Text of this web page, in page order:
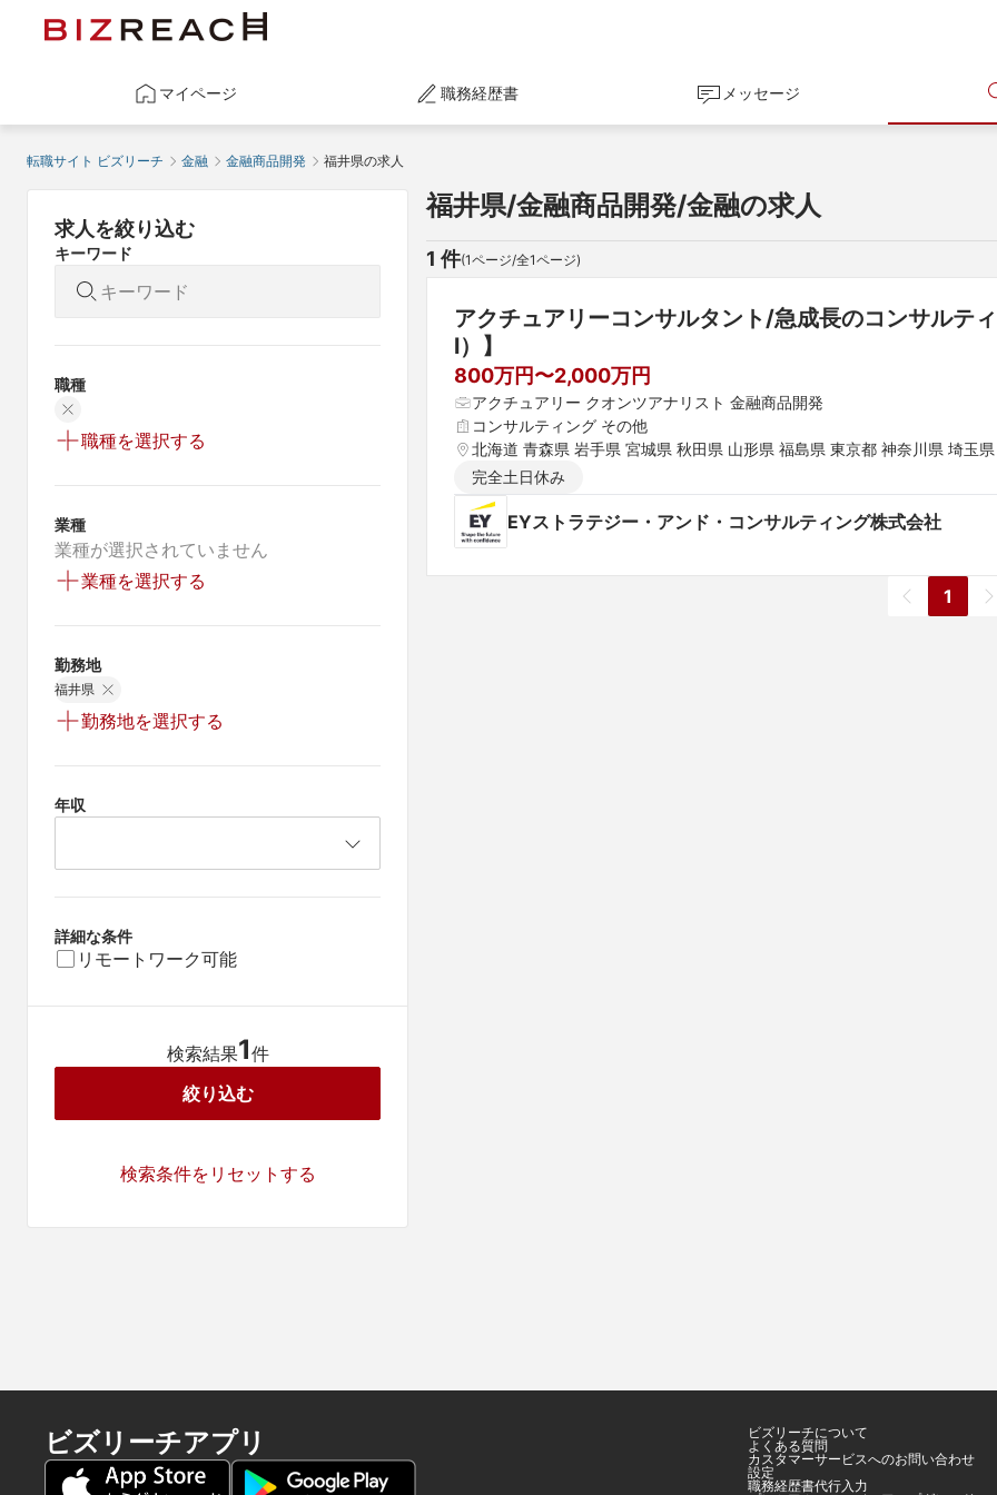
マイページ 職務経歴書 メッセージ
転職サイト ビズリーチ 金融 金融商品開発 福井県の求人
求人を絞り込む
キーワード
職種
職種を選択する
業種
業種が選択されていません
業種を選択する
勤務地
福井県
勤務地を選択する
年収
詳細な条件
リモートワーク可能
検索結果1件
絞り込む
検索条件をリセットする
福井県/金融商品開発/金融の求人
1 件(1ページ/全1ページ)
アクチュアリーコンサルタント/急成長のコンサルテ
l）】
800万円〜2,000万円
アクチュアリー クオンツアナリスト 金融商品開発
コンサルティング その他
北海道 青森県 岩手県 宮城県 秋田県 山形県 福島県 東京都 神奈川県 埼玉
県 新潟県 富山県 石川県 福井県 長野県 大阪府 京都府 兵庫県 滋賀県 奈
愛媛県 高知県 福岡県 佐賀県 長崎県 熊本県 大分県 宮崎県 鹿児島県 沖縄
完全土日休み
EYストラテジー・アンド・コンサルティング株式会社
1
ビズリーチアプリ
ビズリーチについて
よくある質問
カスタマーサービスへのお問い合わせ
設定
職務経歴書代行入力